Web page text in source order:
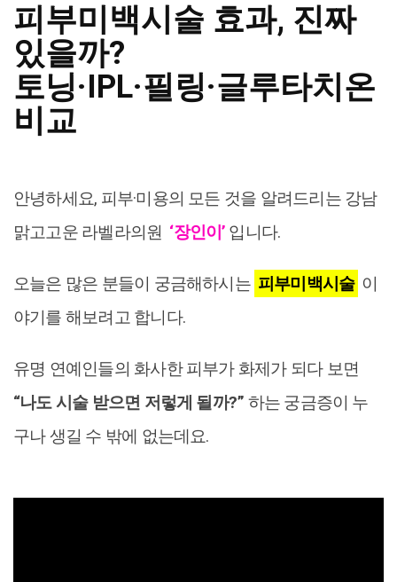
피부미백시술 효과, 진짜
있을까?
토닝·IPL·필링·글루타치온
비교
안녕하세요, 피부·미용의 모든 것을 알려드리는 강남
맑고고운 라벨라의원 ‘장인이’ 입니다.
오늘은 많은 분들이 궁금해하시는 피부미백시술 이
야기를 해보려고 합니다.
유명 연예인들의 화사한 피부가 화제가 되다 보면
“나도 시술 받으면 저렇게 될까?” 하는 궁금증이 누
구나 생길 수 밖에 없는데요.